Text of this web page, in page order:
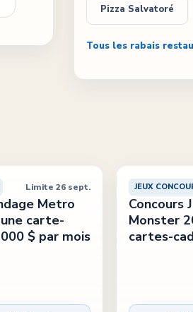
Pizza Salvatoré
Tous les rabais
Limite 26 sept.
Metro
carte-
$ par mois
JEUX
Concours
Monster
cartes-